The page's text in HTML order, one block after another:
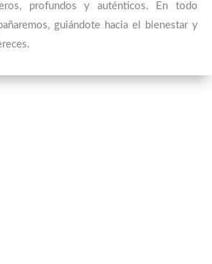
profundos y auténticos. En todo
guiándote hacia el bienestar y